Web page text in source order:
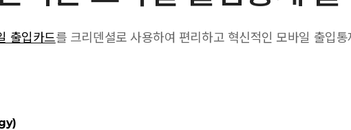
출입카드를 크리덴셜로 사용하여 편리하고 혁신적인 모바일 출입